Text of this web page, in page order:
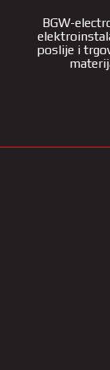
BGW-
poslije i